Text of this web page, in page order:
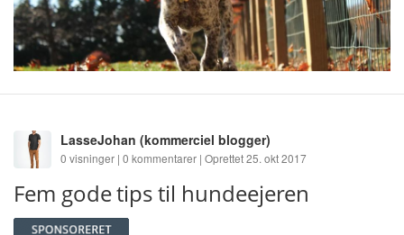
LasseJohan (kommerciel blogger)
0 visninger | 0 kommentarer | Oprettet 25. okt 2017
Fem gode tips til hundeejeren